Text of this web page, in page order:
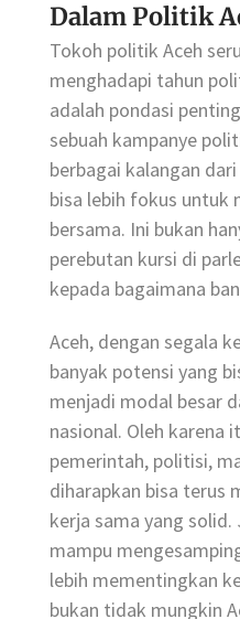
Dalam Politik
Tokoh politik Aceh
menghadapi tahun
adalah pondasi
sebuah kampanye
berbagai kalangan
bisa lebih fokus untuk
bersama. Ini bukan
perebutan kursi di
kepada bagaimana
Aceh, dengan segala
banyak potensi yang
menjadi modal besar
nasional. Oleh karena
pemerintah, politisi,
diharapkan bisa terus
kerja sama yang
mampu
lebih mementingkan
bukan tidak mungkin